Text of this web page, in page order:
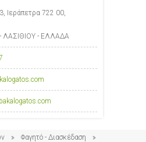
Ιεράπετρα 722 00,
- ΛΑΣΙΘΙΟΥ - ΕΛΛΑΔΑ
Φαγητό - Διασκέδαση